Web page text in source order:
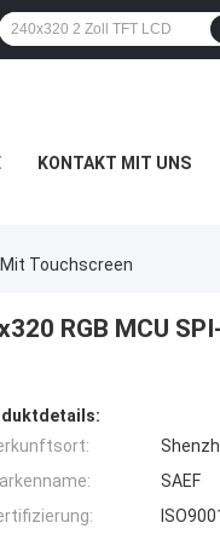
KONTAKT MIT UNS
Mit Touchscreen
RGB MCU
SAEF